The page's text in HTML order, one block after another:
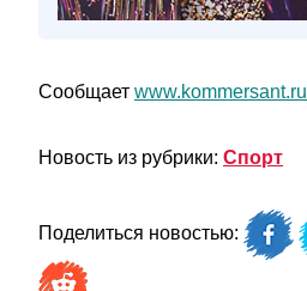
Сообщает www.kommersant.ru
Новость из рубрики: Спорт
Поделиться новостью: